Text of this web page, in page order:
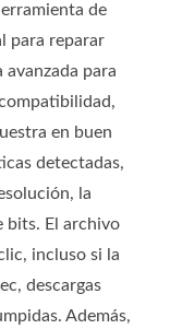
de
para reparar
para
en buen
detectadas,
la
bits. El archivo
incluso si la
descargas
Además,